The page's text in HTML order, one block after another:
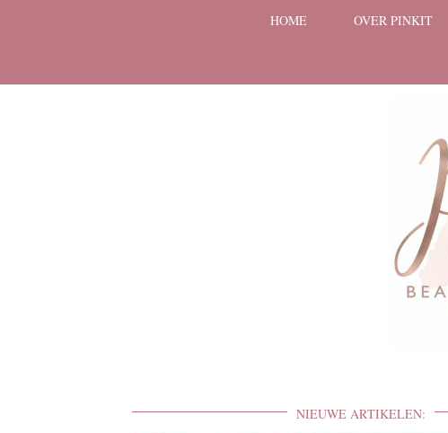
HOME OVER PINKIT
NIEUWE ARTIKELEN: